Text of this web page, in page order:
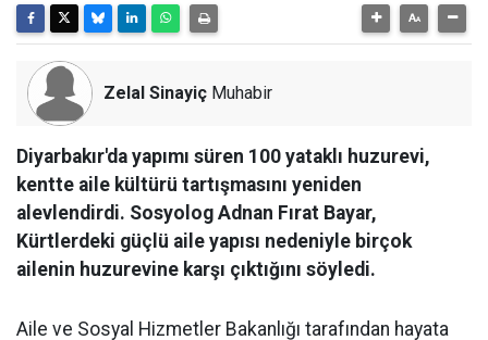
Zelal Sinayiç Muhabir
Diyarbakır'da yapımı süren 100 yataklı huzurevi,
kentte aile kültürü tartışmasını yeniden
alevlendirdi. Sosyolog Adnan Fırat Bayar,
Kürtlerdeki güçlü aile yapısı nedeniyle birçok
ailenin huzurevine karşı çıktığını söyledi.
Aile ve Sosyal Hizmetler Bakanlığı tarafından hayata